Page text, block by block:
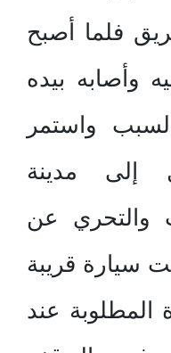
فلما أصبح
وأصابه بيده
واستمر
إلى مدينة
عن
سيارة قريبة
عند